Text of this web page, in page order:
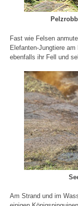
Fast wie Felsen
Elefanten-Jungtiere
ebenfalls ihr Fell und
Am Strand und im